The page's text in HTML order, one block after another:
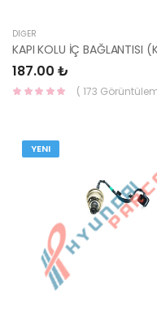
DIĞER
187.00 ₺
( 173
YENI